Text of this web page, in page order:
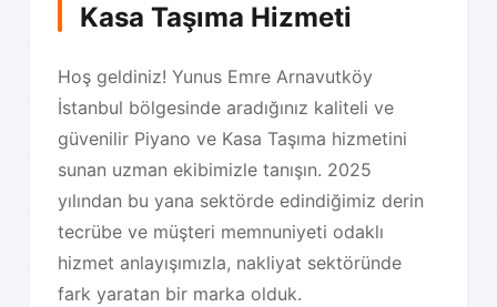
Kasa Taşıma Hizmeti
Hoş geldiniz! Yunus Emre Arnavutköy
İstanbul bölgesinde aradığınız kaliteli ve
güvenilir Piyano ve Kasa Taşıma hizmetini
sunan uzman ekibimizle tanışın. 2025
yılından bu yana sektörde edindiğimiz derin
tecrübe ve müşteri memnuniyeti odaklı
hizmet anlayışımızla, nakliyat sektöründe
fark yaratan bir marka olduk.